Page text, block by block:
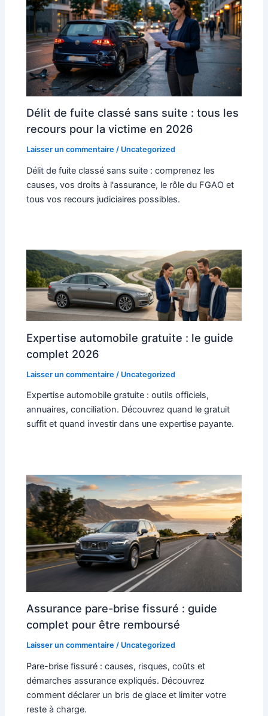
Délit de fuite classé sans suite : tous les
recours pour la victime en 2026
Laisser un commentaire / Uncategorized
Délit de fuite classé sans suite : comprenez les
causes, vos droits à l'assurance, le rôle du FGAO et
tous vos recours judiciaires possibles.
Expertise automobile gratuite : le guide
complet 2026
Laisser un commentaire / Uncategorized
Expertise automobile gratuite : outils officiels,
annuaires, conciliation. Découvrez quand le gratuit
suffit et quand investir dans une expertise payante.
Assurance pare-brise fissuré : guide
complet pour être remboursé
Laisser un commentaire / Uncategorized
Pare-brise fissuré : causes, risques, coûts et
démarches assurance expliqués. Découvrez
comment déclarer un bris de glace et limiter votre
reste à charge.